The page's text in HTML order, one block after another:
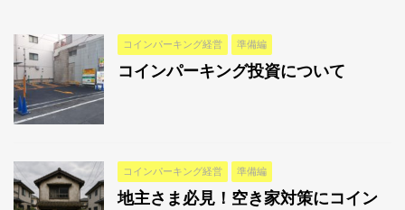
コインパーキング経営 準備編
コインパーキング投資について
コインパーキング経営 準備編
地主さま必見！空き家対策にコイン